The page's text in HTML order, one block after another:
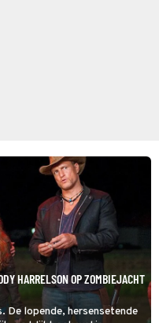
HARRELSON OP ZOMBIEJACHT
De lopende, hersensetende